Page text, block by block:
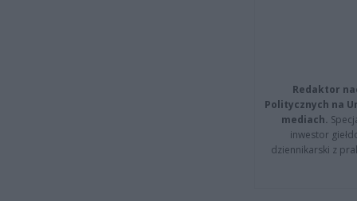
Redaktor
Politycznych na
mediach.
inwestor
dziennikarski z